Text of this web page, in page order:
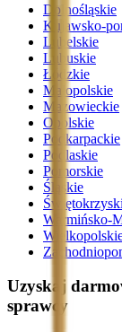
Dolnośląskie
Kujawsko-
Lubelskie
Lubuskie
Łódzkie
Małopolskie
Mazowieckie
Opolskie
Podkarpackie
Podlaskie
Pomorskie
Śląskie
Warmińsko-
Uzyskaj
sprawcy